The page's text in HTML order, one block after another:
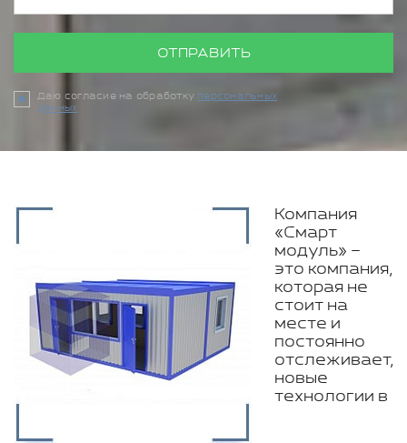
ОТПРАВИТЬ
Даю согласие на обработку персональных
данных
Компания
«Смарт
модуль» –
это компания,
которая не
стоит на
месте и
постоянно
отслеживает,
новые
технологии в